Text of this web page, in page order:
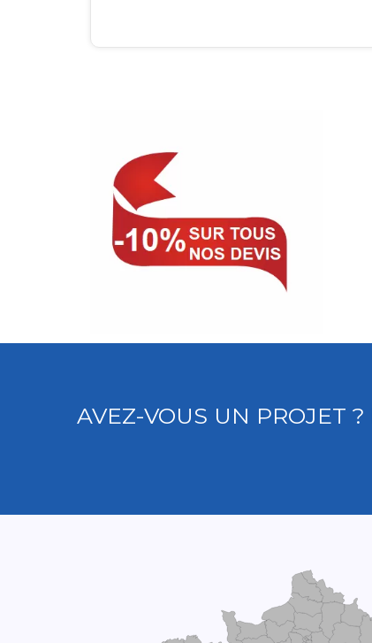
AVEZ-VOUS UN PROJET ?